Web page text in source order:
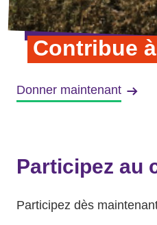
Contribue
Donner maintenant
Participez au
Participez dès